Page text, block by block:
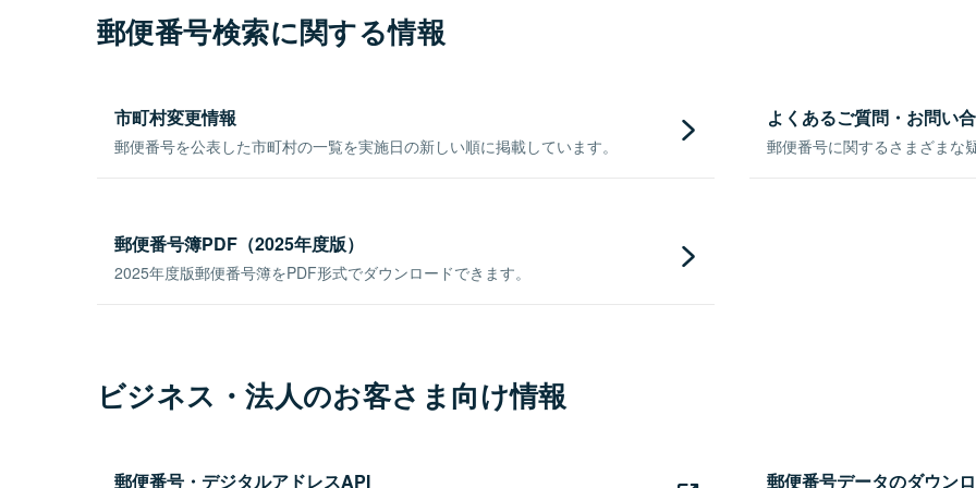
郵便番号検索に関する情報
市町村変更情報
郵便番号を公表した市町村の一覧を実施日の新しい順に掲載しています。
よくあるご質問・お問い
郵便番号に関するさまざまな
郵便番号簿PDF（2025年度版）
2025年度版郵便番号簿をPDF形式でダウンロードできます。
ビジネス・法人のお客さま向け情報
郵便番号・デジタルアドレスAPI 郵便番号データのダウン